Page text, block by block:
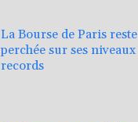
La Bourse de Paris reste
perchée sur ses niveaux
records